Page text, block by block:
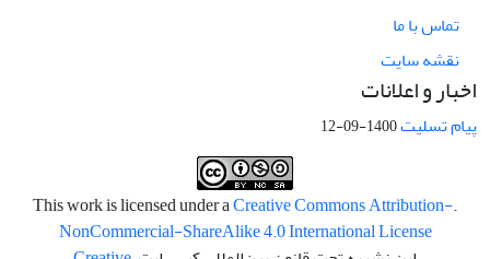
تماس با ما
نقشه سایت
اخبار و اعلانات
پیام تسلیت1400-09-12
.This work is licensed under a
Creative Commons Attribution-
NonCommercial-ShareAlike 4.0 International License